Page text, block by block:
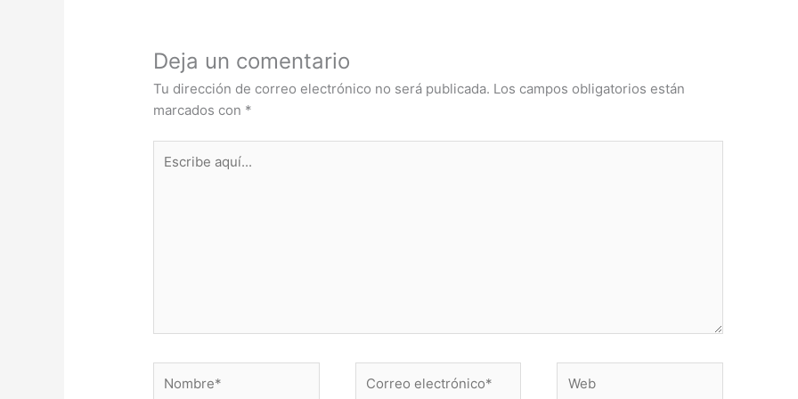
Deja un comentario
Tu dirección de correo electrónico no será publicada. Los campos obligatorios están
marcados con *
aquí...
electrónico*